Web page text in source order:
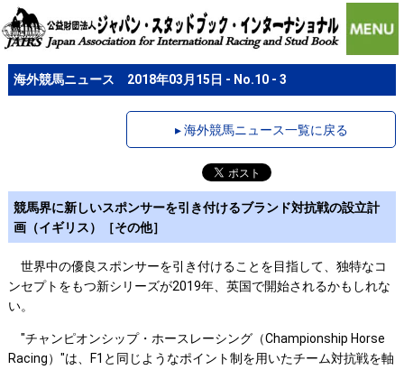
海外競馬ニュース 2018年03月15日 - No.10 - 3
▸ 海外競馬ニュース一覧に戻る
競馬界に新しいスポンサーを引き付けるブランド対抗戦の設立計
画（イギリス）［その他］
世界中の優良スポンサーを引き付けることを目指して、独特なコ
ンセプトをもつ新シリーズが2019年、英国で開始されるかもしれな
い。
"チャンピオンシップ・ホースレーシング（Championship Horse
Racing）"は、F1と同じようなポイント制を用いたチーム対抗戦を軸